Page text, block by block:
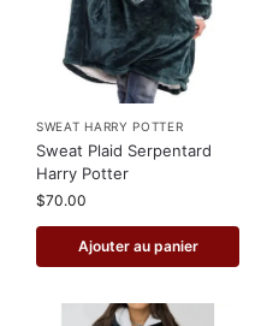
SWEAT HARRY POTTER
Sweat Plaid Serpentard
Harry Potter
$70.00
Ajouter au panier